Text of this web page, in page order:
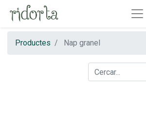
Productes Nap granel